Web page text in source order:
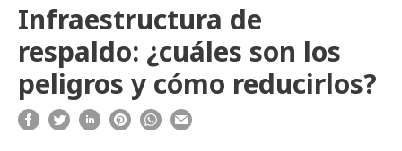
Infraestructura de
respaldo: ¿cuáles son los
peligros y cómo reducirlos?